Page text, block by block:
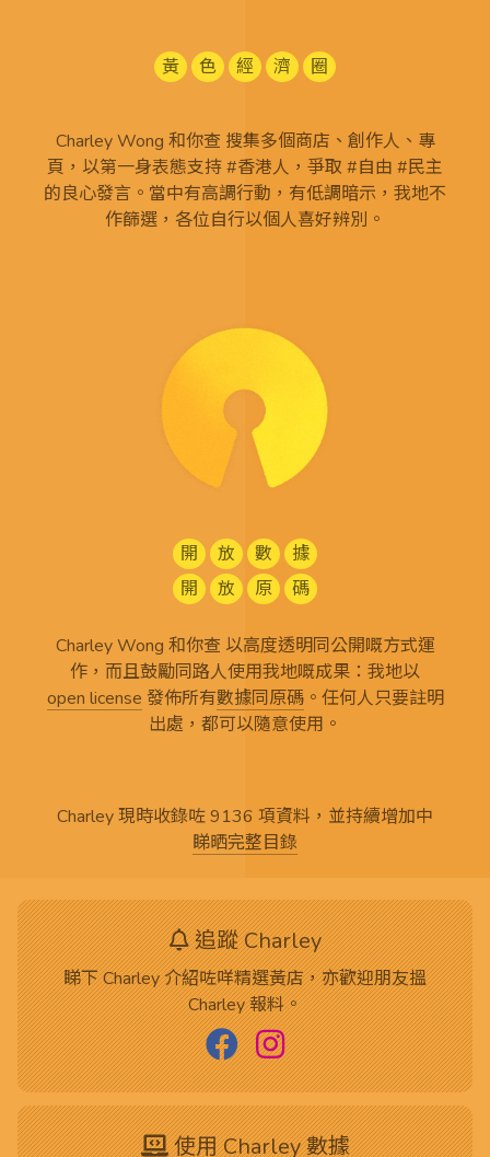
黃 色 經 濟 圈
Charley Wong 和你查 搜集多個商店、創作人、專
頁，以第一身表態支持 #香港人，爭取 #自由 #民主
的良心發言。當中有高調行動，有低調暗示，我地不
作篩選，各位自行以個人喜好辨別。
開 放 數
據
開
放 原 碼
Charley Wong 和你查 以高度透明同公開嘅方式運
作，而且鼓勵同路人使用我地嘅成果：我地以
open license 發佈所有數據同原碼。任何人只要註明
出處，都可以隨意使用。
Charley 現時收錄咗 9136 項資料，並持續增加中
睇晒完整目錄
追蹤 Charley
睇下 Charley 介紹咗咩精選黃店，亦歡迎朋友搵
Charley 報料。
使用 Charley 數據